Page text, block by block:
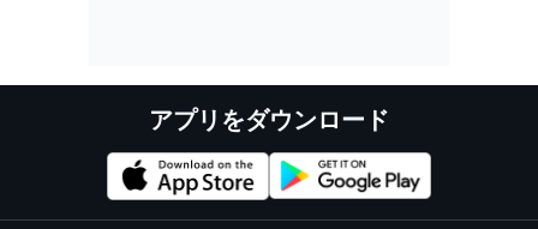
アプリをダウンロード